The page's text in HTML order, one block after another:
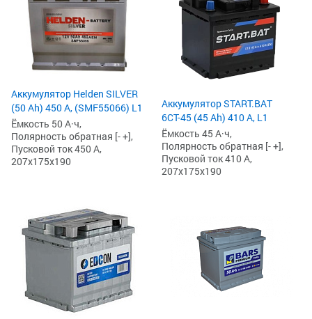
Аккумулятор Helden SILVER
(50 Ah) 450 А, (SМF55066) L1
Ёмкость 50 А·ч,
Полярность обратная [- +],
Пусковой ток 450 А,
207x175x190
Аккумулятор START.BAT
6СТ-45 (45 Ah) 410 А, L1
Ёмкость 45 А·ч,
Полярность обратная [- +],
Пусковой ток 410 А,
207x175x190